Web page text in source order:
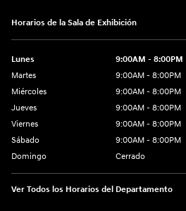
Horarios de la Sala de Exhibición
Lunes
9:00AM - 8:00PM
Martes
9:00AM - 8:00PM
Miércoles
9:00AM - 8:00PM
Jueves
9:00AM - 8:00PM
Viernes
9:00AM - 8:00PM
Sábado
9:00AM - 8:00PM
Domingo
Cerrado
Ver Todos los Horarios del Departamento